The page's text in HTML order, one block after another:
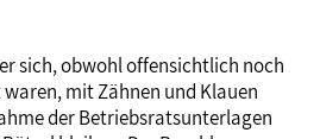
sich, obwohl offensichtlich noch
mit Zähnen und Klauen
der Betriebsratsunterlagen